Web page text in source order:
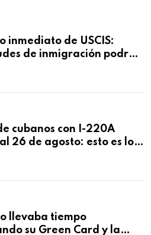
inmediato de USCIS:
de inmigración podrán
cubanos con I-220A
26 de agosto: esto es lo
llevaba tiempo
su Green Card y la